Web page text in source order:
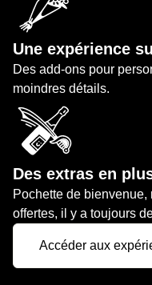
Une expérience
Des add-ons pour
moindres détails.
Des extras en
Pochette de
offertes, il y a toujours
Accéder aux